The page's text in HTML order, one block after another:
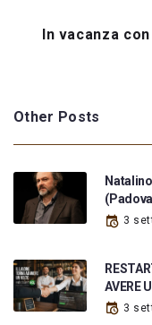
In vacanza
Other Posts
3
AVERE
3